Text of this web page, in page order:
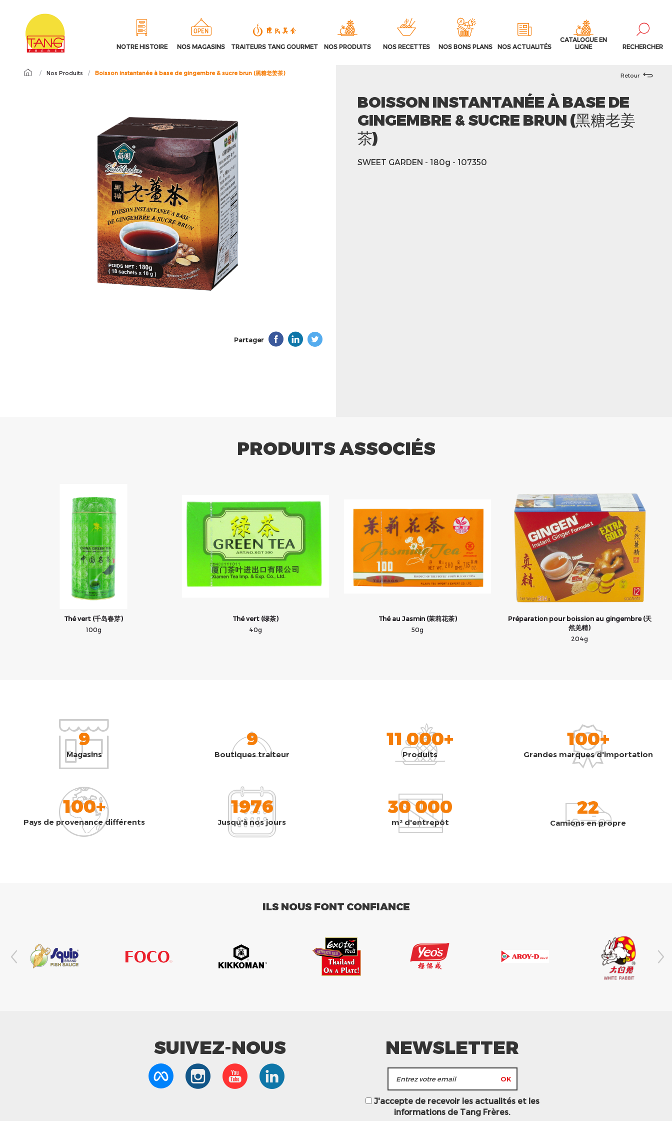
NOTRE HISTOIRE NOS MAGASINS TRAITEURS TANG GOURMET NOS PRODUITS NOS RECETTES NOS BONS PLANS NOS ACTUALITÉS
CATALOGUE EN
LIGNE
RECHERCHER
/ Nos Produits / Boisson instantanée à base de gingembre & sucre brun (黑糖老姜茶)
Partager
Retour
BOISSON INSTANTANÉE À BASE DE
GINGEMBRE & SUCRE BRUN (黑糖老姜
茶)
SWEET GARDEN - 180g - 107350
PRODUITS ASSOCIÉS
Thé vert (千岛春芽)
100g
Thé vert (绿茶)
40g
Thé au Jasmin (茉莉花茶)
50g
Préparation pour boission au gingembre (天
然羌精)
204g
9
Magasins
9
Boutiques traiteur
11 000+
Produits
100+
Grandes marques d'importation
100+
Pays de provenance différents
1976
Jusqu'à nos jours
30 000
m² d'entrepôt
22
Camions en propre
ILS NOUS FONT CONFIANCE
SUIVEZ-NOUS NEWSLETTER
J'accepte de recevoir les actualités et les
informations de Tang Frères.